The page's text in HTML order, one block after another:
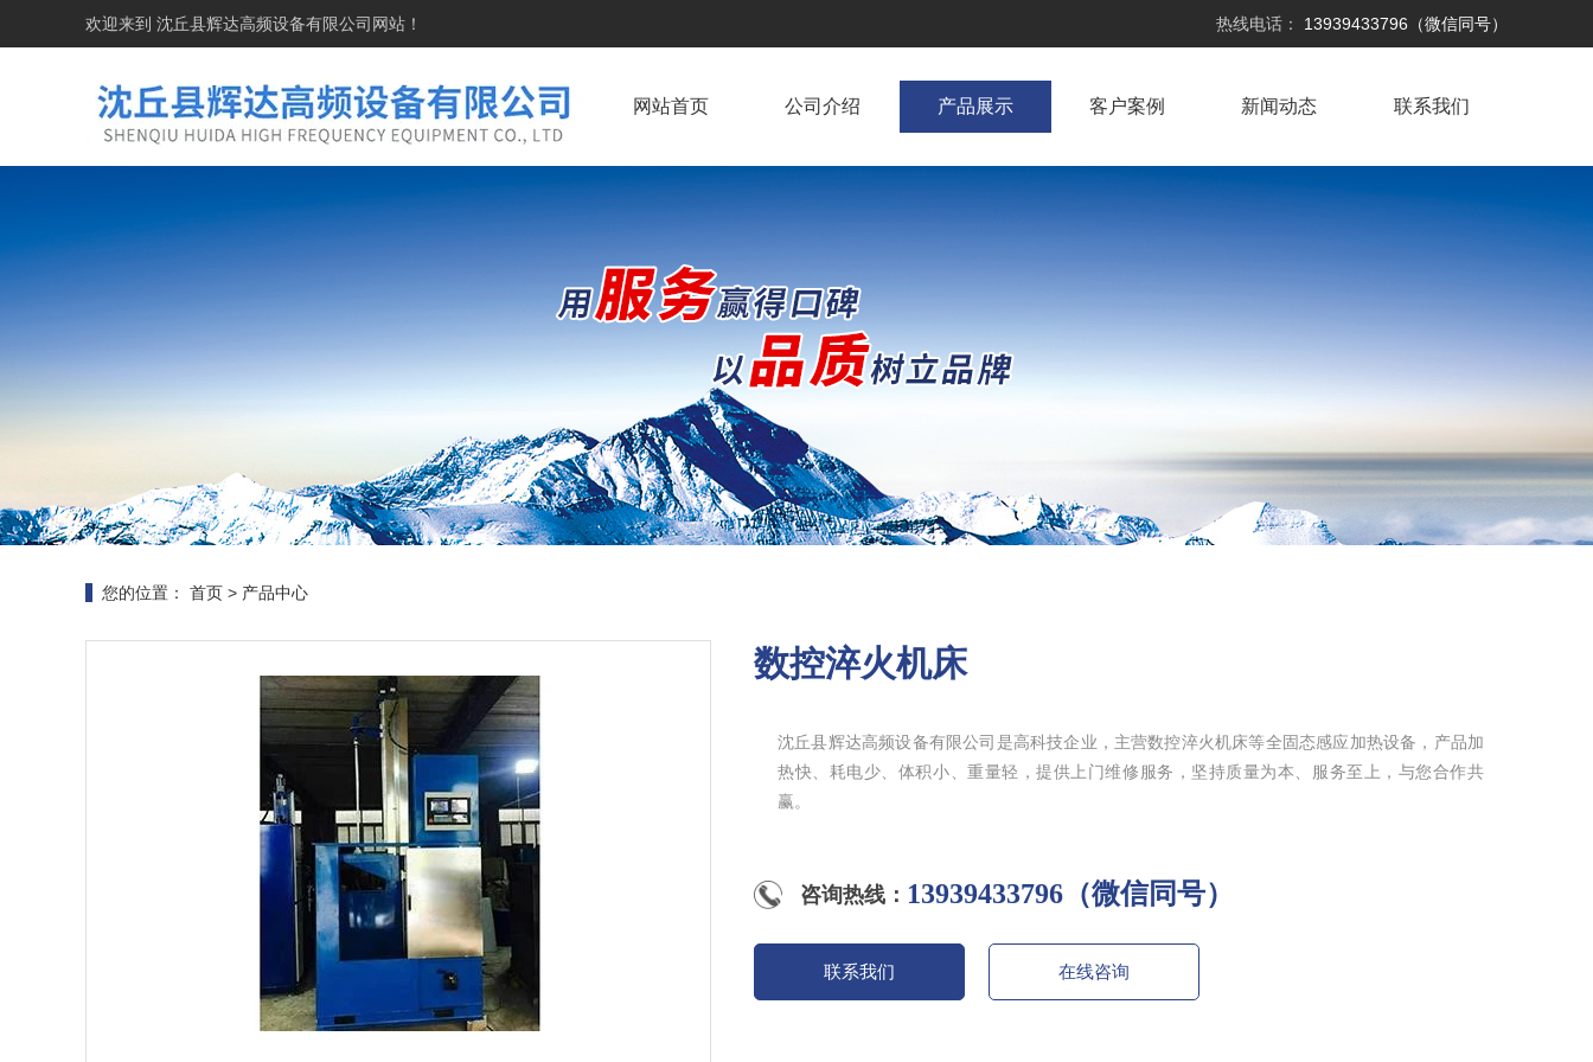
欢迎来到 沈丘县辉达高频设备有限公司 网站！ 热线电话： 13939433796（微信同号）
网站首页 公司介绍 产品展示 客户案例 新闻动态 联系我们
您的位置： 首页 > 产品中心
数控淬火机床
沈丘县辉达高频设备有限公司是高科技企业，主营数控淬火机床等全固态感应加热设备，产品加
热快、耗电少、体积小、重量轻，提供上门维修服务，坚持质量为本、服务至上，与您合作共
赢。
咨询热线： 13939433796（微信同号）
联系我们 在线咨询